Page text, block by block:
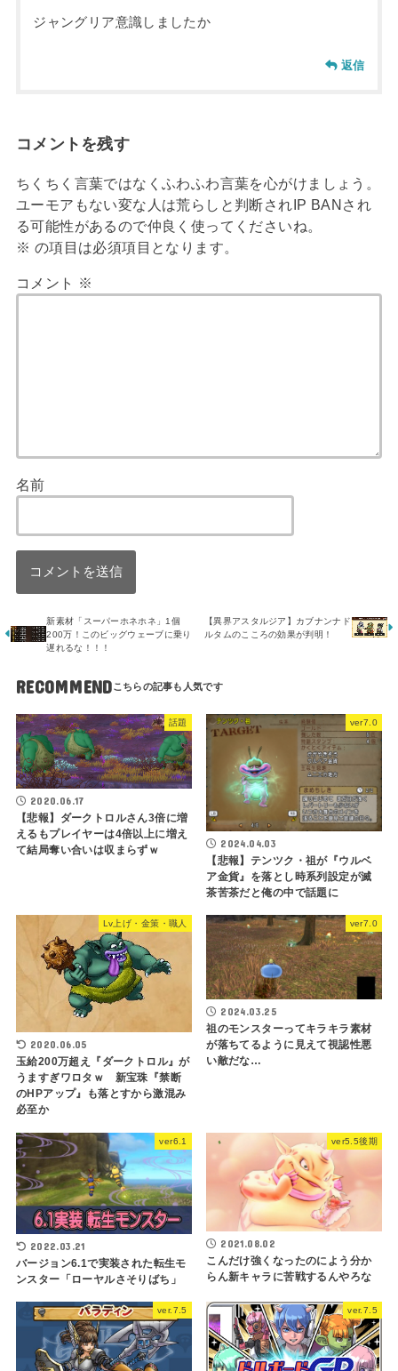
ジャングリア意識しましたか
返信
コメントを残す
ちくちく言葉ではなくふわふわ言葉を心がけましょう。
ユーモアもない変な人は荒らしと判断されIP BANされ
る可能性があるので仲良く使ってくださいね。
※ の項目は必須項目となります。
コメント ※
名前
新素材「スーパーホネホネ」1個
200万！このビッグウェーブに乗り
遅れるな！！！
【異界アスタルジア】カブナンナド
ルタムのこころの効果が判明！
RECOMMEND
話題
2020.06.17
【悲報】ダークトロルさん3倍に増
えるもプレイヤーは4倍以上に増え
て結局奪い合いは収まらずｗ
ver7.0
2024.04.03
【悲報】テンツク・祖が『ウルベ
ア金貨』を落とし時系列設定が滅
茶苦茶だと俺の中で話題に
Lv上げ・金策・職人
2020.06.05
玉給200万超え『ダークトロル』が
うますぎワロタｗ 新宝珠『禁断
のHPアップ』も落とすから激混み
必至か
ver7.0
2024.03.25
祖のモンスターってキラキラ素材
が落ちてるように見えて視認性悪
い敵だな…
ver6.1
2022.03.21
バージョン6.1で実装された転生モ
ンスター「ローヤルさそりばち」
ver5.5後期
2021.08.02
こんだけ強くなったのによう分か
らん新キャラに苦戦するんやろな
ver.7.5 ver.7.5